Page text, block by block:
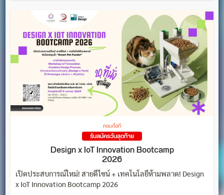
คอม/ไอที
รับสมัครวันสุดท้าย
Design x IoT Innovation Bootcamp
2026
เปิดประสบการณ์ใหม่! สายดีไซน์ + เทคโนโลยีห้ามพลาด! Design
x IoT Innovation Bootcamp 2026